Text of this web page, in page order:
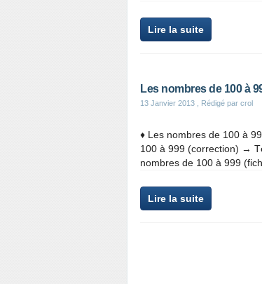
Lire la suite
Les nombres de 100 à
13 Janvier 2013 , Rédigé par crol
♦ Les nombres de 100 à
100 à 999 (correction) →
nombres de 100 à 999
Lire la suite